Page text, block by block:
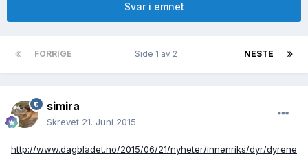
Svar i emnet
FORRIGE NESTE
Side 1 av 2
simira
Skrevet 21. Juni 2015
http://www.dagbladet.no/2015/06/21/nyheter/innenriks/dyr/dyrene